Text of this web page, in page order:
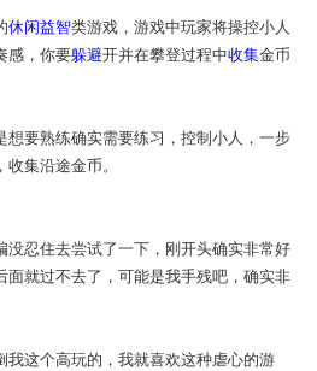
休闲益智类游戏，游戏中玩家将操控小人
感，你要躲避开并在攀登过程中收集金币
想要熟练确实需要练习，控制小人，一步
集沿途金币。
没忍住去尝试了一下，刚开头确实非常好
面就过不去了，可能是我手残吧，确实非
我这个高玩的，我就喜欢这种虐心的游